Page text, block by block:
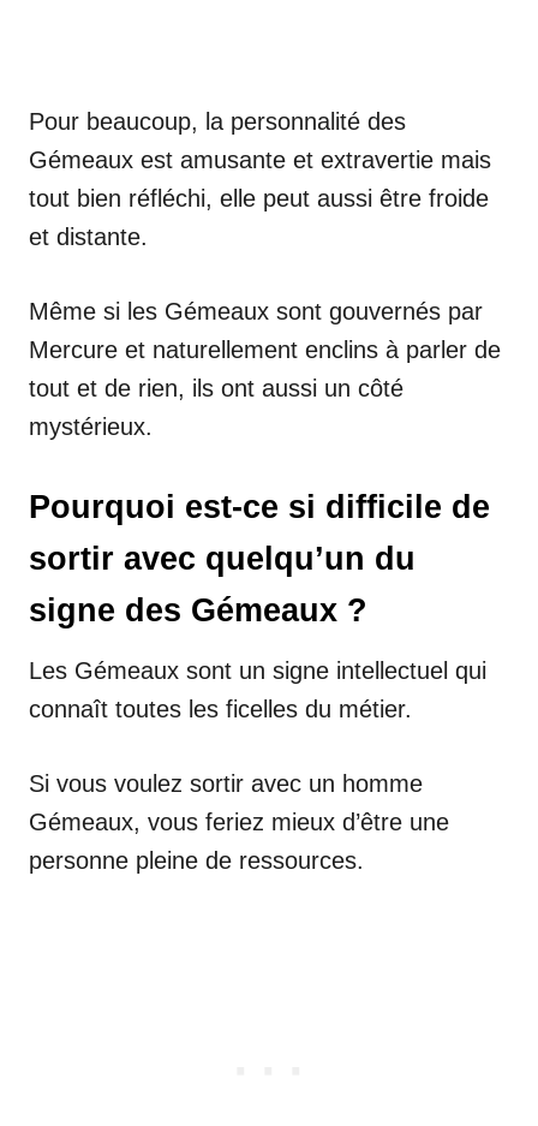
Pour beaucoup, la personnalité des
Gémeaux est amusante et extravertie mais
tout bien réfléchi, elle peut aussi être froide
et distante.
Même si les Gémeaux sont gouvernés par
Mercure et naturellement enclins à parler de
tout et de rien, ils ont aussi un côté
mystérieux.
Pourquoi est-ce si difficile de
sortir avec quelqu’un du
signe des Gémeaux ?
Les Gémeaux sont un signe intellectuel qui
connaît toutes les ficelles du métier.
Si vous voulez sortir avec un homme
Gémeaux, vous feriez mieux d’être une
personne pleine de ressources.